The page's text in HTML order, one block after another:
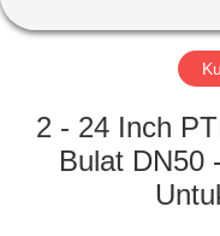
TENTANG
TUR
2 - 24 Inch
Bulat DN50